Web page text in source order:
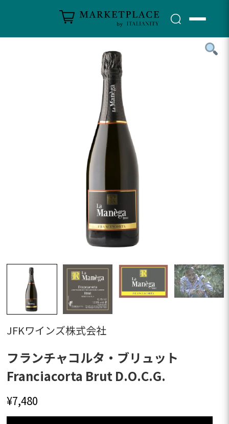
JFKワインズ株式会社
フランチャコルタ・ブリュット
Franciacorta Brut D.O.C.G.
¥7,480